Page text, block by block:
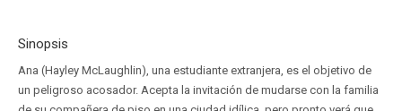
Sinopsis
Ana (Hayley McLaughlin), una estudiante extranjera, es el objetivo de
un peligroso acosador. Acepta la invitación de mudarse con la familia